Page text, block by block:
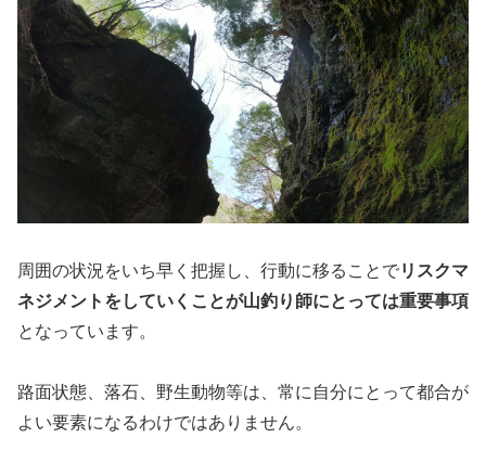
周囲の状況をいち早く把握し、行動に移ることでリスクマ
ネジメントをしていくことが山釣り師にとっては重要事項
となっています。
路面状態、落石、野生動物等は、常に自分にとって都合が
よい要素になるわけではありません。